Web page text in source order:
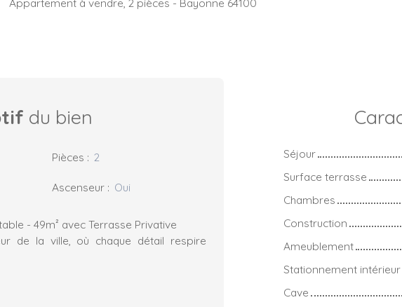
du bien
Pièces : 2
Ascenseur : Oui
- 49m² avec Terrasse Privative
de la ville, où chaque détail respire
Séjour
Surface terrasse
Chambres
Construction
Ameublement
Stationnement intérieur
Cave